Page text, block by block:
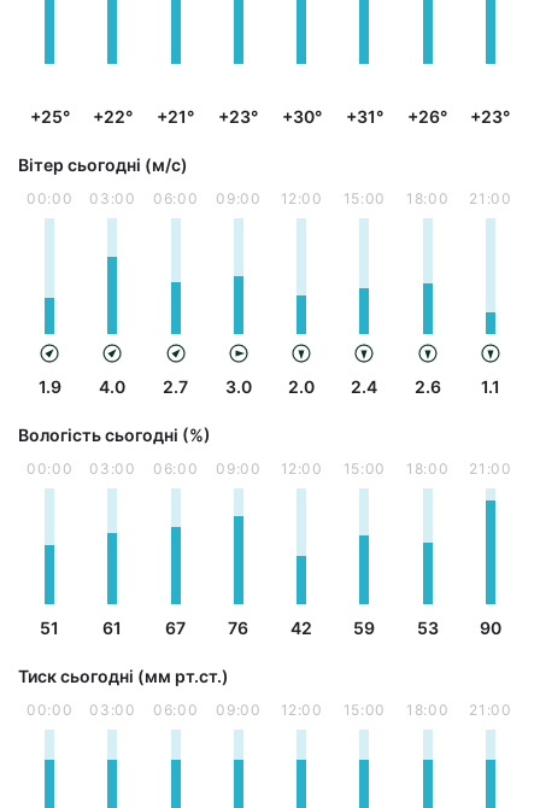
+25° +22° +21° +23° +30° +31° +26° +23°
Вітер сьогодні (м/с)
00:00
1.9
03:00
4.0
06:00
2.7
09:00
3.0
12:00
2.0
15:00
2.4
18:00
2.6
21:00
1.1
Вологість сьогодні (%)
00:00
51
03:00
61
06:00
67
09:00
76
12:00
42
15:00
59
18:00
53
21:00
90
Тиск сьогодні (мм рт.ст.)
00:00 03:00 06:00 09:00 12:00 15:00 18:00 21:00